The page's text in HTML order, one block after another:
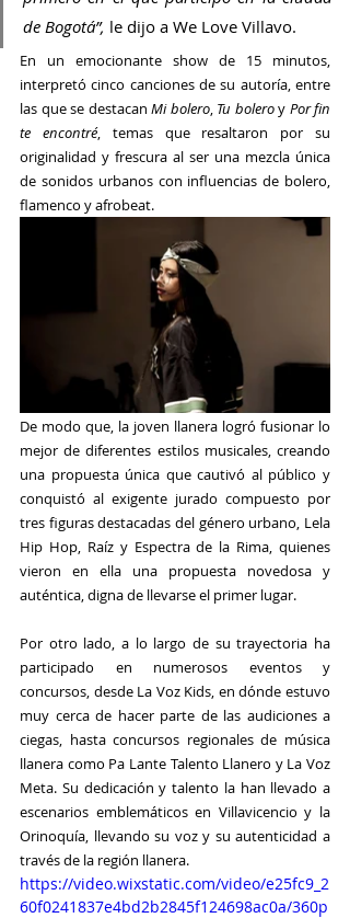
de Bogotá”, le dijo a We Love Villavo.
En un emocionante show de 15 minutos,
interpretó cinco canciones de su autoría, entre
las que se destacan Mi bolero, Tu bolero y Por fin
te encontré, temas que resaltaron por su
originalidad y frescura al ser una mezcla única
de sonidos urbanos con influencias de bolero,
flamenco y afrobeat.
De modo que, la joven llanera logró fusionar lo
mejor de diferentes estilos musicales, creando
una propuesta única que cautivó al público y
conquistó al exigente jurado compuesto por
tres figuras destacadas del género urbano, Lela
Hip Hop, Raíz y Espectra de la Rima, quienes
vieron en ella una propuesta novedosa y
auténtica, digna de llevarse el primer lugar.
Por otro lado, a lo largo de su trayectoria ha
participado en numerosos eventos y
concursos, desde La Voz Kids, en dónde estuvo
muy cerca de hacer parte de las audiciones a
ciegas, hasta concursos regionales de música
llanera como Pa Lante Talento Llanero y La Voz
Meta. Su dedicación y talento la han llevado a
escenarios emblemáticos en Villavicencio
Orinoquía, llevando su voz y su autenticidad a
través de la región llanera.
https://video.wixstatic.com/video/e25fc9_2
60f0241837e4bd2b2845f124698ac0a/360p